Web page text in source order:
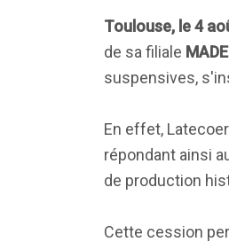
Toulouse, le 4
de sa filiale
suspensives,
En effet,
répondant ainsi
de production
Cette cession